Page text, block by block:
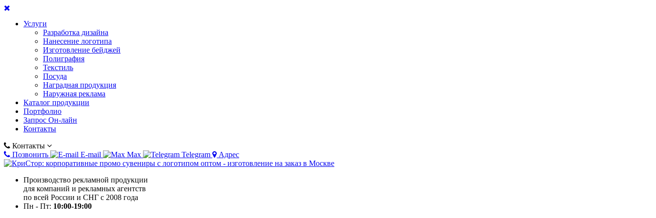
Услуги
Разработка дизайна
Нанесение логотипа
Изготовление бейджей
Полиграфия
Текстиль
Посуда
Наградная продукция
Наружная реклама
Каталог продукции
Портфолио
Запрос Он-лайн
Контакты
Контакты
Позвонить
E-mail Max Telegram Адрес
Производство рекламной продукции
для компаний и рекламных агентств
по всей России и СНГ с 2008 года
Пн - Пт: 10:00-19:00